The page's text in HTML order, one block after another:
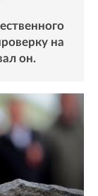
на
он.